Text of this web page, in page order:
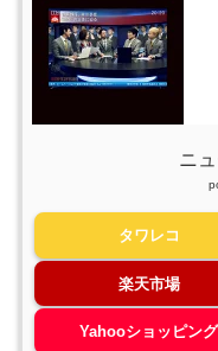
ニ
タワレコ
楽天市場
Yahooショッピング